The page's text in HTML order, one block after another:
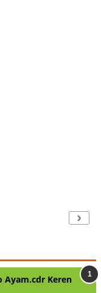
›
Ayam.cdr Keren